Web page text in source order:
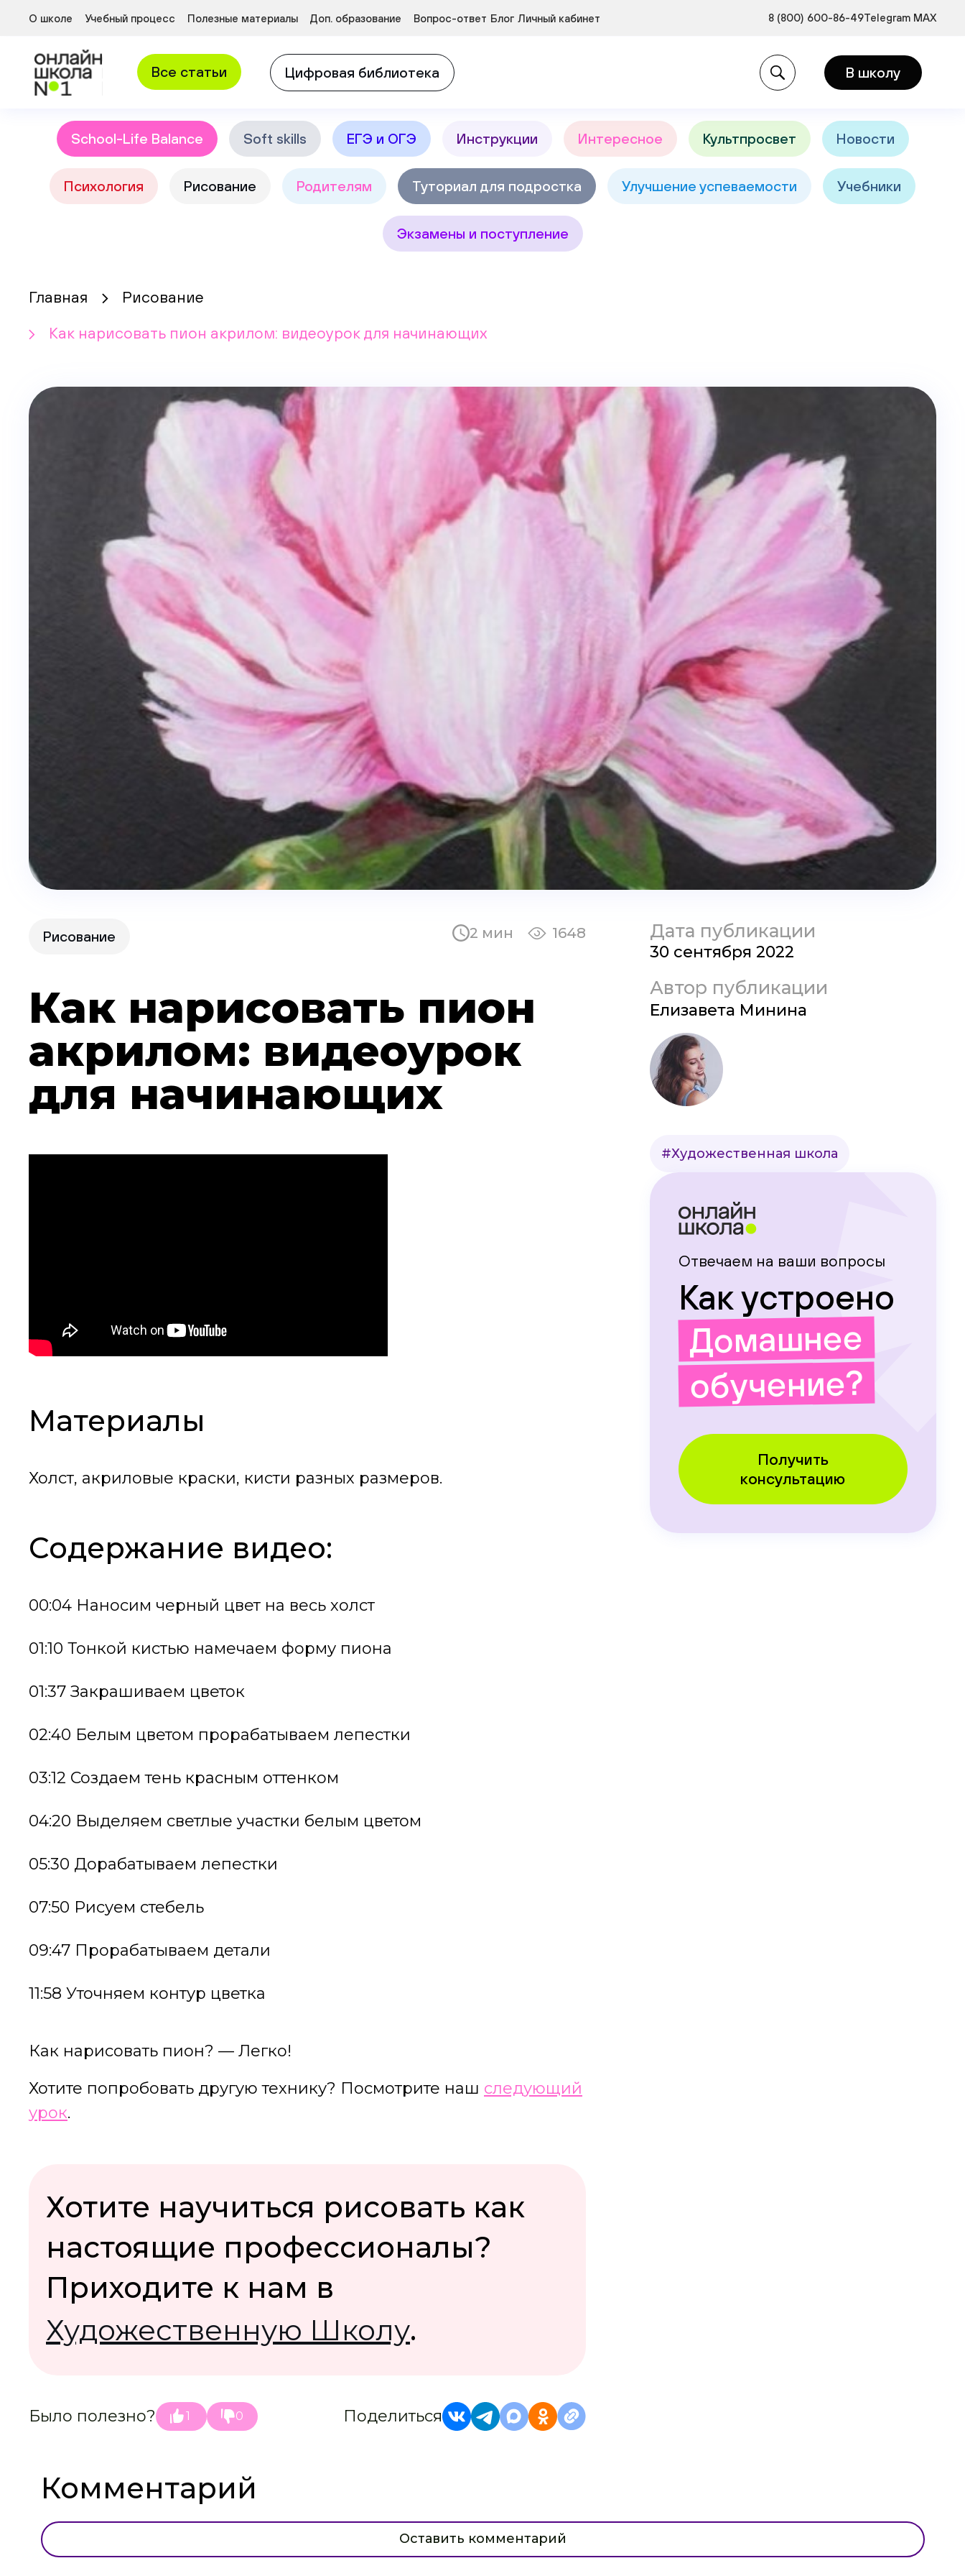
О школе
Новости
Отзывы о школе
Сведения об образовательной организации
Учебный процесс
Аттестация
Начальная школа
Средняя школа
Полезные материалы
Полезные материалы
Проверка знаний
Доп. образование
Курсы развития детей 3-5 лет
Вопрос-ответ Блог Личный кабинет 8 (800) 600-86-49Telegram MAX
Все статьи Цифровая библиотека В школу
School-Life Balance Soft skills ЕГЭ и ОГЭ Инструкции Интересное Культпросвет Новости
Психология Рисование Родителям Туториал для подростка Улучшение успеваемости Учебники
Экзамены и поступление
Главная
Рисование
Как нарисовать пион акрилом: видеоурок для начинающих
Рисование 2 мин 1648
Как нарисовать пион
акрилом: видеоурок
для начинающих
Материалы
Холст, акриловые краски, кисти разных размеров.
Содержание видео:
00:04 Наносим черный цвет на весь холст
01:10 Тонкой кистью намечаем форму пиона
01:37 Закрашиваем цветок
02:40 Белым цветом прорабатываем лепестки
03:12 Создаем тень красным оттенком
04:20 Выделяем светлые участки белым цветом
05:30 Дорабатываем лепестки
07:50 Рисуем стебель
09:47 Прорабатываем детали
11:58 Уточняем контур цветка
Как нарисовать пион? — Легко!
Хотите попробовать другую технику? Посмотрите наш следующий
урок.
Хотите научиться рисовать как
настоящие профессионалы?
Приходите к нам в
Художественную Школу.
Было полезно? 1 0 Поделиться
Дата публикации
30 сентября 2022
Автор публикации
Елизавета Минина
#Художественная школа
Отвечаем на ваши вопросы
Как устроено
Домашнее
обучение?
Получить
консультацию
Комментарий
Оставить комментарий